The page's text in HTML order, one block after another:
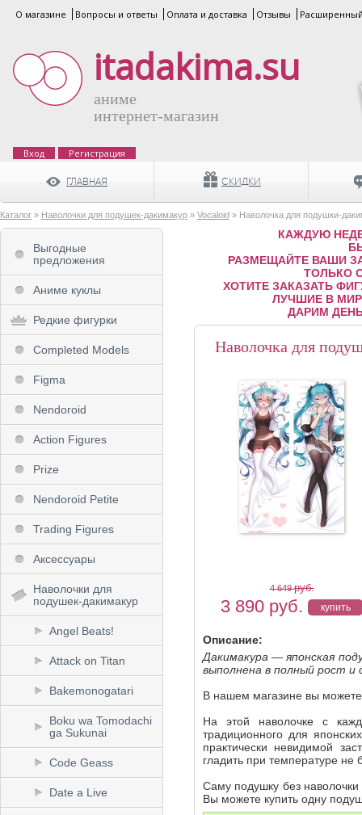
О магазине Вопросы и ответы Оплата и доставка Отзывы
itadakima.su
аниме
интернет-магазин
Вход Регистрация
ГЛАВНАЯ СКИДКИ
Каталог » Наволочки для подушек-дакимакур » Vocaloid » Наволочка для подушки-
КАЖДУЮ
РАЗМЕЩАЙТЕ ВАШИ
ТОЛЬКО
ХОТИТЕ ЗАКАЗАТЬ
ЛУЧШИЕ В
ДАРИМ
Наволочка для
4 649руб.
3 890 руб.
Описание:
Дакимакура — японская
выполнена в полный рост и
В нашем магазине вы
На этой наволочке с
традиционного для
практически невидимой
гладить при температуре не
Саму подушку без
Вы можете купить одну
Выгодные
предложения
Аниме куклы
Редкие фигурки
Completed Models
Figma
Nendoroid
Action Figures
Prize
Nendoroid Petite
Trading Figures
Аксессуары
Наволочки для
подушек-дакимакур
Angel Beats!
Attack on Titan
Bakemonogatari
Boku wa Tomodachi
ga Sukunai
Code Geass
Date a Live